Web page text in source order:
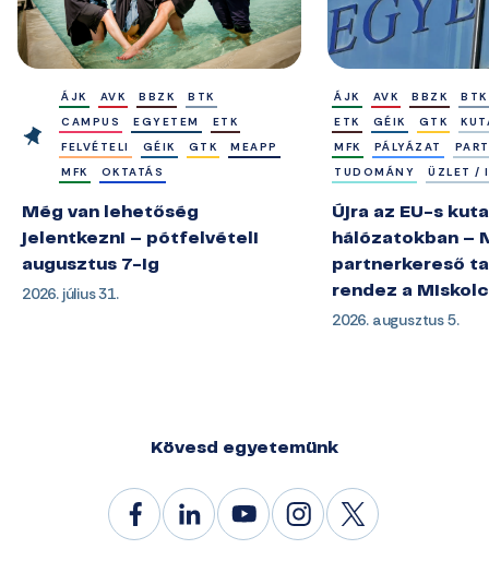
ÁJK AVK BBZK
BTK
CAMPUS
EGYETEM
ETK
FELVÉTELI
GÉIK GTK
MEAPP
MFK
OKTATÁS
Még van lehetőség
jelentkezni – pótfelvételi
augusztus 7-ig
2026. július 31.
ÁJK AVK BBZK
BTK
ETK
GÉIK GTK
MFK
PÁLYÁZAT
TUDOMÁNY
ÜZLET /
Újra az EU-s
hálózatokban –
partnerkereső
rendez a
2026. augusztus 5.
Kövesd egyetemünk